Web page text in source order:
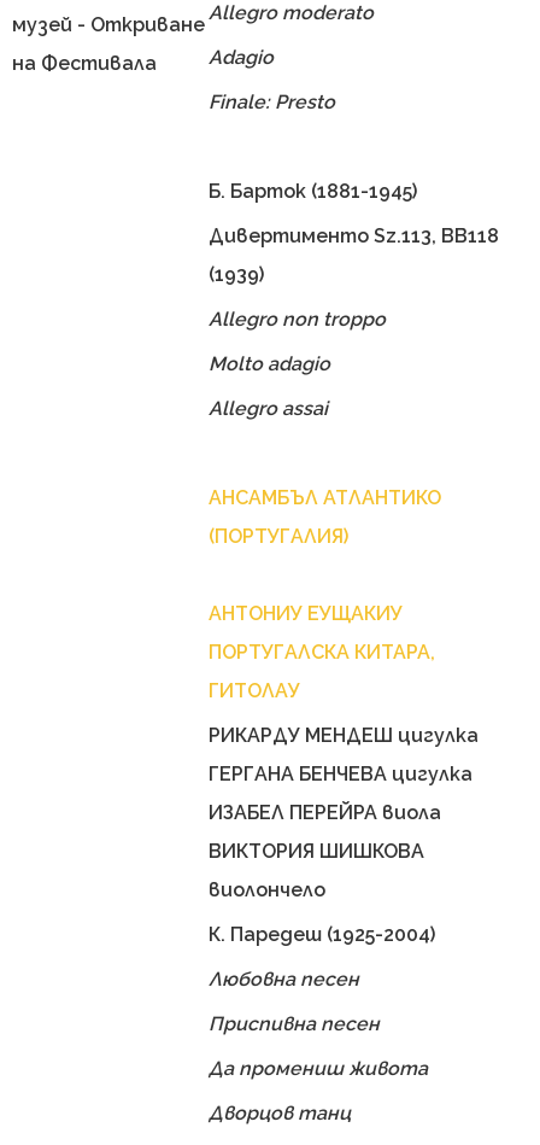
музей - Откриване
на Фестивала
Allegro moderato
Adagio
Finale: Presto
Б. Барток (1881-1945)
Дивертименто Sz.113, BB118
(1939)
Allegro non troppo
Molto adagio
Allegro assai
АНСАМБЪЛ АТЛАНТИКО
(ПОРТУГАЛИЯ)
АНТОНИУ ЕУЩАКИУ
ПОРТУГАЛСКА КИТАРА,
ГИТОЛАУ
РИКАРДУ МЕНДЕШ цигулка
ГЕРГАНА БЕНЧЕВА цигулка
ИЗАБЕЛ ПЕРЕЙРА виола
ВИКТОРИЯ ШИШКОВА
виолончело
К. Паредеш (1925-2004)
Любовна песен
Приспивна песен
Да промениш живота
Дворцов танц